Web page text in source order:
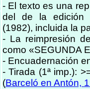
- El texto es una
del de la edición
(1982), incluida la
- La reimpresión
como «SEGUNDA
- Encuadernación
- Tirada (1ª imp.):
(Barceló en Antón,